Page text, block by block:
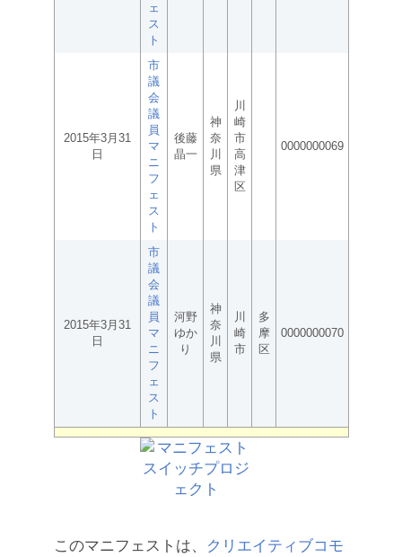
ェ
ス
ト
2015年3月31
日
市
議
会
議
員
マ
ニ
フ
ェ
ス
ト
後藤
晶一
神
奈
川
県
川
崎
市
高
津
区
0000000069
2015年3月31
日
市
議
会
議
員
マ
ニ
フ
ェ
ス
ト
河野
ゆか
り
神
奈
川
県
川
崎
市
多
摩
区
0000000070
このマニフェストは、
クリエイティブコモ